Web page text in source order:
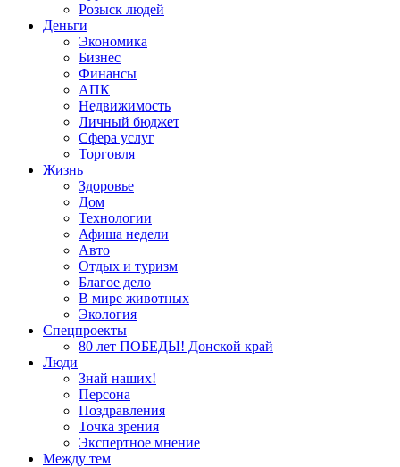
Розыск людей
Деньги
Экономика
Бизнес
Финансы
АПК
Недвижимость
Личный бюджет
Сфера услуг
Торговля
Жизнь
Здоровье
Дом
Технологии
Афиша недели
Авто
Отдых и туризм
Благое дело
В мире животных
Экология
Спецпроекты
80 лет ПОБЕДЫ! Донской край
Люди
Знай наших!
Персона
Поздравления
Точка зрения
Экспертное мнение
Между тем